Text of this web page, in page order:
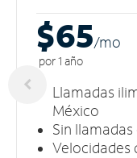
$65/mo
por 1 año
Llamadas
México
Sin llamadas
Velocidades